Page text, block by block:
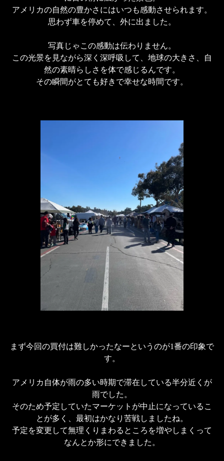
アメリカの自然の豊かさにはいつも感動させられます。
思わず車を停めて、外に出ました。
写真じゃこの感動は伝わりません。
この光景を見ながら深く深呼吸して、地球の大きさ、自
然の素晴らしさを体で感じるんです。
その瞬間がとても好きで幸せな時間です。
まず今回の買付は難しかったなーというのが1番の印象で
す。
アメリカ自体が雨の多い時期で滞在している半分近くが
雨でした。
そのため予定していたマーケットが中止になっているこ
とが多く、最初はかなり苦戦しましたね。
予定を変更して無理くりまわるところを増やしまくって
なんとか形にできました。